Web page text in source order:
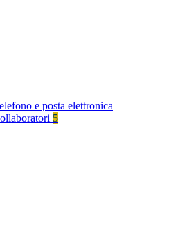
e posta elettronica
5